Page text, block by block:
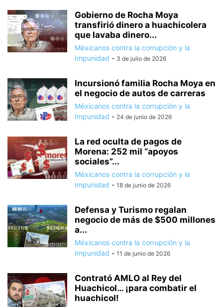
Gobierno de Rocha Moya
transfirió dinero a huachicolera
que lavaba dinero...
Méxicanos contra la corrupción y la
Impunidad - 3 de julio de 2026
Incursionó familia Rocha Moya en
el negocio de autos de carreras
Méxicanos contra la corrupción y la
Impunidad - 24 de junio de 2026
La red oculta de pagos de
Morena: 252 mil “apoyos
sociales”...
Méxicanos contra la corrupción y la
Impunidad - 18 de junio de 2026
Defensa y Turismo regalan
negocio de más de $500 millones
a...
Méxicanos contra la corrupción y la
Impunidad - 11 de junio de 2026
Contrató AMLO al Rey del
Huachicol… ¡para combatir el
huachicol!